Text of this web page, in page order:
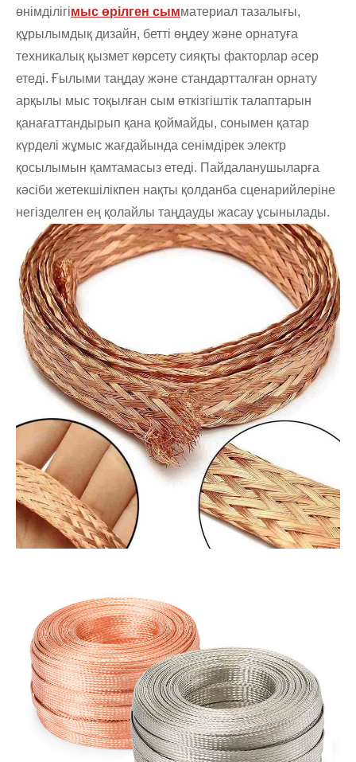
өнімділігімыс өрілген сымматериал тазалығы,
құрылымдық дизайн, бетті өңдеу және орнатуға
техникалық қызмет көрсету сияқты факторлар әсер
етеді. Ғылыми таңдау және стандартталған орнату
арқылы мыс тоқылған сым өткізгіштік талаптарын
қанағаттандырып қана қоймайды, сонымен қатар
күрделі жұмыс жағдайында сенімдірек электр
қосылымын қамтамасыз етеді. Пайдаланушыларға
кәсіби жетекшілікпен нақты қолданба сценарийлеріне
негізделген ең қолайлы таңдауды жасау ұсынылады.